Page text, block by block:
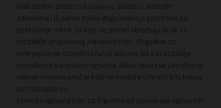
Vaši osobni podaci se čuvaju u skladu s važećim
zakonima i (i) samo toliko dugo koliko je potrebno za
postizanje svrhe za koju se podaci obrađuju, ili (ii) za
razdoblje propisanog zakonom (npr. 10 godina za
pohranjivanje izdanih računa) odosno (iii) za razdoblje
potrebno za izvršenje ugovora, uključujući sve jamstvene
rokove i rokove unutar kojih je moguće utvrditi bilo kakva
potraživanja na
temelju ugovora (npr. za 5 godina od ispunjenja ugovornih